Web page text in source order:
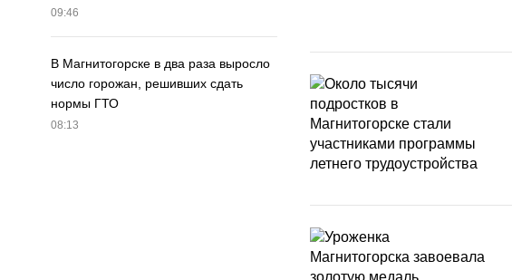
09:46
В Магнитогорске в два раза выросло
число горожан, решивших сдать
нормы ГТО
08:13